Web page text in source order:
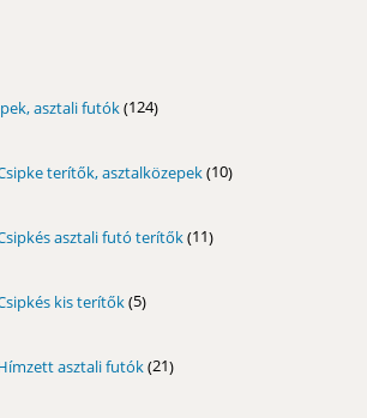
asztali futók 124
termék
terítők, asztalközepek 10
termék
asztali futó terítők 11
termék
kis terítők 5
termék
asztali futók 21
termék